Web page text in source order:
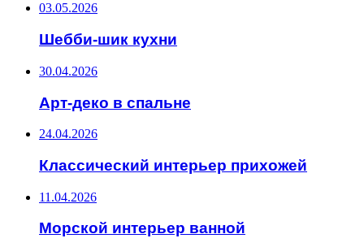
03.05.2026
Шебби-шик кухни
30.04.2026
Арт-деко в спальне
24.04.2026
Классический интерьер прихожей
11.04.2026
Морской интерьер ванной